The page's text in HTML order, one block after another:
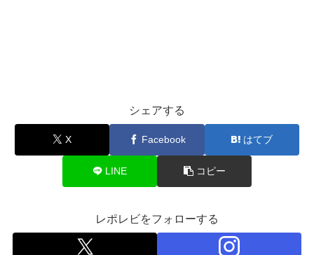
シェアする
X Facebook はてブ
LINE コピー
レポレビをフォローする